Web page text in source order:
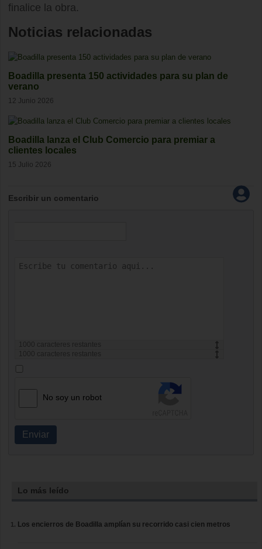
finalice la obra.
Noticias relacionadas
Boadilla presenta 150 actividades para su plan de
verano
12 Junio 2026
Boadilla lanza el Club Comercio para premiar a
clientes locales
15 Julio 2026
Escribir un comentario
1000
caracteres restantes
1000
caracteres restantes
No soy un robot
Enviar
Lo más leído
Los encierros de Boadilla amplían su recorrido casi cien metros